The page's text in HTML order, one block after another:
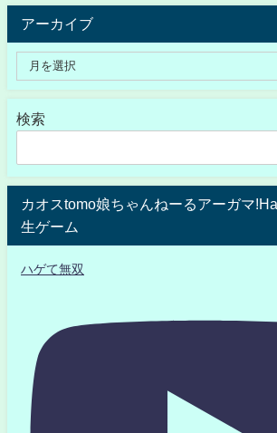
アーカイブ
検索
カオスtomo娘ちゃんねーるアーガマ
生ゲーム
ハゲて無双